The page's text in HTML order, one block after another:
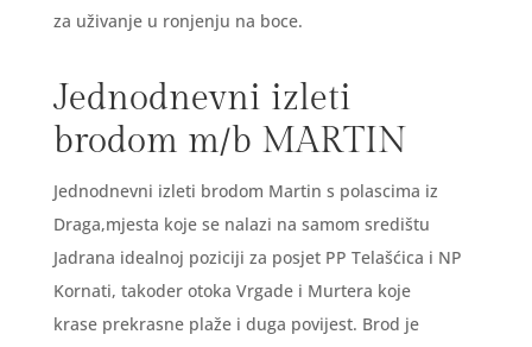
za uživanje u ronjenju na boce.
Jednodnevni izleti
brodom m/b MARTIN
Jednodnevni izleti brodom Martin s polascima iz
Draga,mjesta koje se nalazi na samom središtu
Jadrana idealnoj poziciji za posjet PP Telašćica i NP
Kornati, takoder otoka Vrgade i Murtera koje
krase prekrasne plaže i duga povijest. Brod je